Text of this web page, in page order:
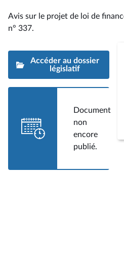
Avis sur le projet de loi de
n° 337.
Accéder au dossier
législatif
Document
non
encore
publié.